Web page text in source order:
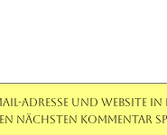
Adresse und Website
nächsten Kommentar